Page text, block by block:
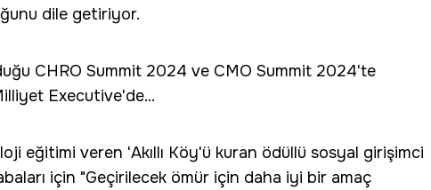
dile getiriyor.
CHRO Summit 2024 ve CMO Summit 2024'te
Executive'de...
eğitimi veren 'Akıllı Köy'ü kuran ödüllü sosyal girişimci
için "Geçirilecek ömür için daha iyi bir amaç